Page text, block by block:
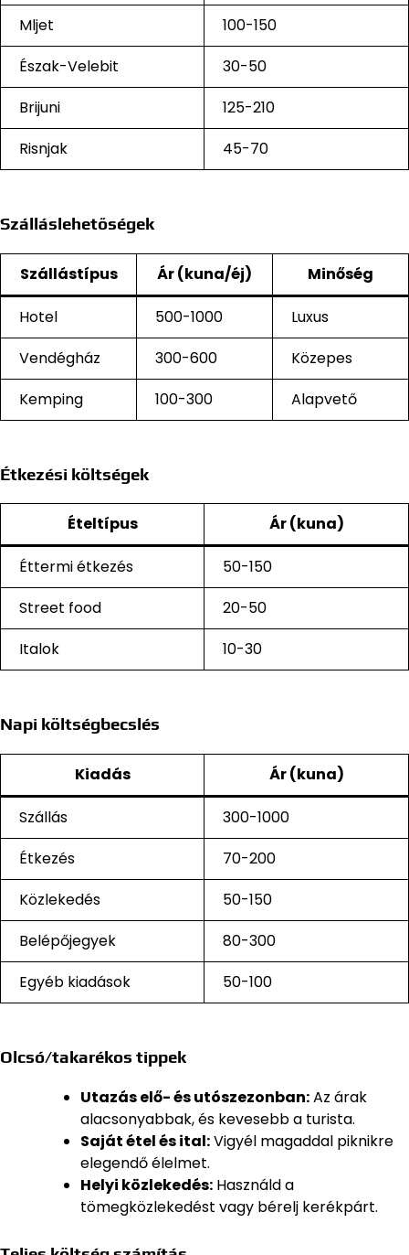
Mljet
100-150
Észak-Velebit
30-50
Brijuni
125-210
Risnjak
45-70
Szálláslehetőségek
Szállástípus Ár (kuna/éj) Minőség
Hotel 500-1000
Luxus
Vendégház
300-600
Közepes
Kemping
100-300 Alapvető
Étkezési költségek
Ételtípus Ár (kuna)
Éttermi étkezés
50-150
Street food
20-50
Italok
10-30
Napi költségbecslés
Kiadás Ár (kuna)
Szállás
300-1000
Étkezés
70-200
Közlekedés
50-150
Belépőjegyek
80-300
Egyéb kiadások
50-100
Olcsó/takarékos tippek
Utazás elő- és utószezonban:Az árak
alacsonyabbak, és kevesebb a turista.
Saját étel és ital:Vigyél magaddal piknikre
elegendő élelmet.
Helyi közlekedés: Használd a
tömegközlekedést vagy bérelj kerékpárt.